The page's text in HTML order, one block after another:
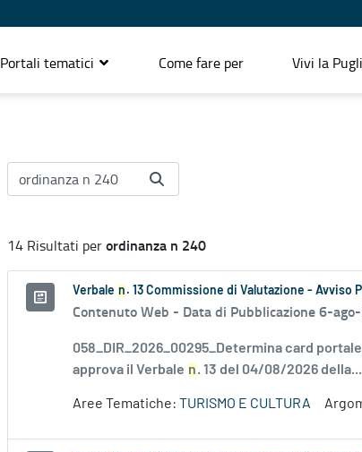
Portali tematici Come fare per Vivi la
14 Risultati perordinanza n 240
Verbale n . 13 Commissione di Valutazione - Avviso
Contenuto Web - Data di Pubblicazione 6-
058_DIR_2026_00295_Determina card
approva il Verbale n. 13 del 04/08/2026 della...
Aree Tematiche: TURISMO E CULTURA